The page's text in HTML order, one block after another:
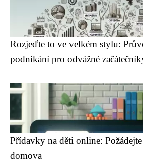
Rozjeďte to ve velkém stylu:
podnikání pro odvážné
Přídavky na děti online:
domova